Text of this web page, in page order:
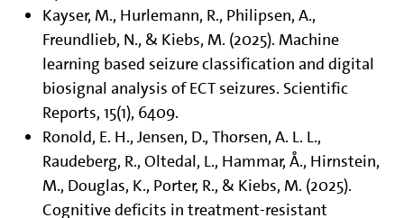
Kayser, M., Hurlemann, R., Philipsen, A.,
Freundlieb, N., & Kiebs, M. (2025). Machine
learning based seizure classification and digital
biosignal analysis of ECT seizures. Scientific
Reports, 15(1), 6409.
Ronold, E. H., Jensen, D., Thorsen, A. L. L.,
Raudeberg, R., Oltedal, L., Hammar, Å., Hirnstein,
M., Douglas, K., Porter, R., & Kiebs, M. (2025).
Cognitive deficits in treatment-resistant